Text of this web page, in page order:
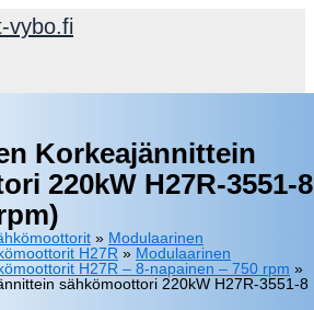
vybo.fi
Korkeajännittein
220kW H27R-3551-8
» Modulaarinen
H27R » Modulaarinen
H27R – 8-napainen – 750 rpm »
sähkömoottori 220kW H27R-3551-8